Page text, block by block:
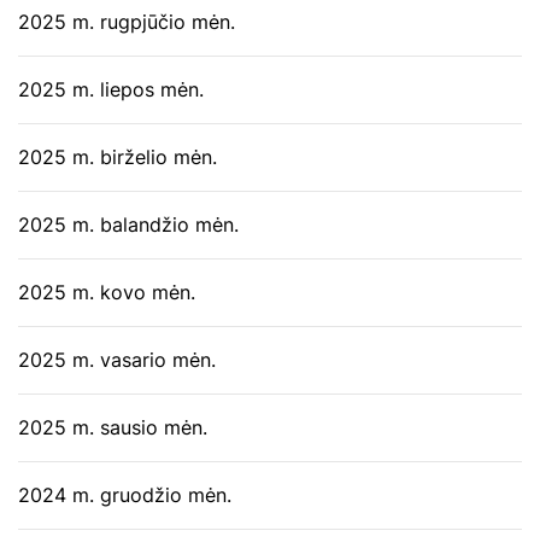
2025 m. rugpjūčio mėn.
2025 m. liepos mėn.
2025 m. birželio mėn.
2025 m. balandžio mėn.
2025 m. kovo mėn.
2025 m. vasario mėn.
2025 m. sausio mėn.
2024 m. gruodžio mėn.